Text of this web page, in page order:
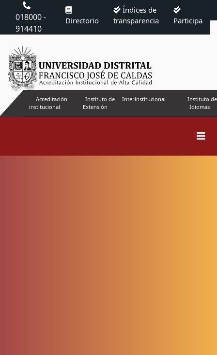
018000 -
914410
Directorio
Índices de
transparencia
Participa
Acreditación
institucional
Instituto de
Extensión
Interinstitucional
Instituto de
Idiomas